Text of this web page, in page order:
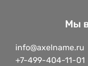
Мы
info@axelname.ru
+7-499-404-11-01